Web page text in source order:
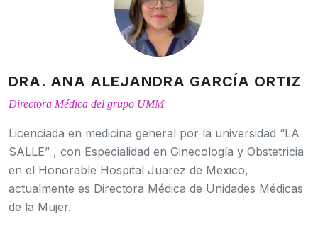
DRA. ANA ALEJANDRA GARCÍA ORTIZ
Directora Médica del grupo UMM
Licenciada en medicina general por la universidad “LA
SALLE” , con Especialidad en Ginecología y Obstetricia
en el Honorable Hospital Juarez de Mexico,
actualmente es Directora Médica de Unidades Médicas
de la Mujer.